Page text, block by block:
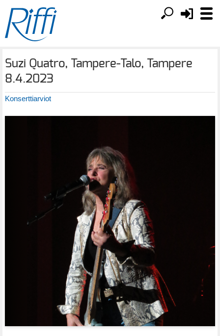
Suzi Quatro, Tampere-Talo, Tampere
8.4.2023
Konserttiarviot